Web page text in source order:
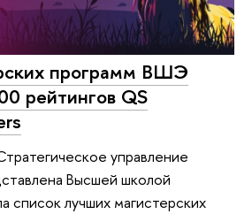
программ ВШЭ
рейтингов QS
управление
Высшей школой
список лучших магистерских